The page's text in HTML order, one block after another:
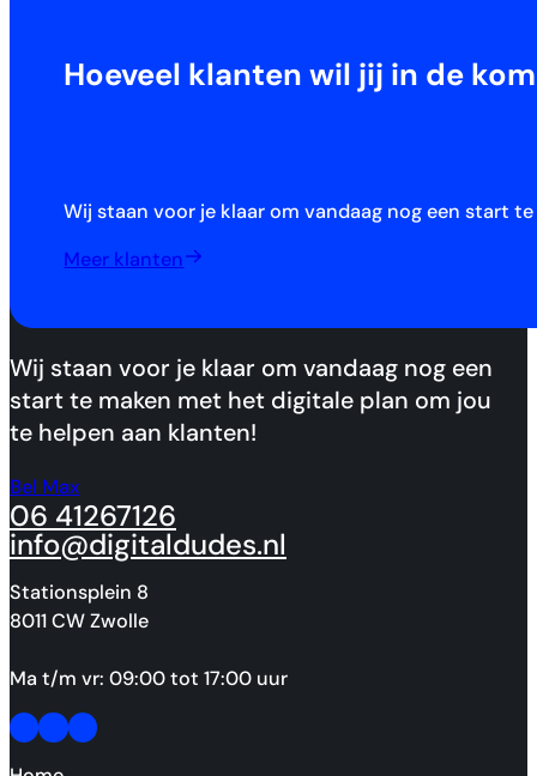
Hoeveel klanten wil jij in de
Wij staan voor je klaar om vandaag nog een start
Meer klanten
Wij staan voor je klaar om vandaag nog een
start te maken met het digitale plan om jou
te helpen aan klanten!
Bel Max
06 41267126
info@digitaldudes.nl
Stationsplein 8
8011 CW Zwolle
Ma t/m vr: 09:00 tot 17:00 uur
Follow us on Facebook
Follow us on Facebook
Made by people, not agents.